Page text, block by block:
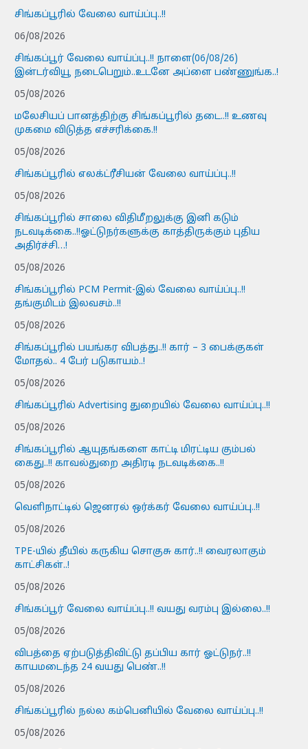
சிங்கப்பூரில் வேலை வாய்ப்பு..!!
06/08/2026
சிங்கப்பூர் வேலை வாய்ப்பு..!! நாளை(06/08/26)
இன்டர்வியூ நடைபெறும்..உடனே அப்ளை பண்ணுங்க..!
05/08/2026
மலேசியப் பானத்திற்கு சிங்கப்பூரில் தடை..!! உணவு
முகமை விடுத்த எச்சரிக்கை.!!
05/08/2026
சிங்கப்பூரில் எலக்ட்ரீசியன் வேலை வாய்ப்பு..!!
05/08/2026
சிங்கப்பூரில் சாலை விதிமீறலுக்கு இனி கடும்
நடவடிக்கை..!!ஓட்டுநர்களுக்கு காத்திருக்கும் புதிய
அதிர்ச்சி…!
05/08/2026
சிங்கப்பூரில் PCM Permit-இல் வேலை வாய்ப்பு..!!
தங்குமிடம் இலவசம்..!!
05/08/2026
சிங்கப்பூரில் பயங்கர விபத்து..!! கார் – 3 பைக்குகள்
மோதல்.. 4 பேர் படுகாயம்..!
05/08/2026
சிங்கப்பூரில் Advertising துறையில் வேலை வாய்ப்பு..!!
05/08/2026
சிங்கப்பூரில் ஆயுதங்களை காட்டி மிரட்டிய கும்பல்
கைது..!! காவல்துறை அதிரடி நடவடிக்கை..!!
05/08/2026
வெளிநாட்டில் ஜெனரல் ஒர்க்கர் வேலை வாய்ப்பு..!!
05/08/2026
TPE-யில் தீயில் கருகிய சொகுசு கார்..!! வைரலாகும்
காட்சிகள்..!
05/08/2026
சிங்கப்பூர் வேலை வாய்ப்பு..!! வயது வரம்பு இல்லை..!!
05/08/2026
விபத்தை ஏற்படுத்திவிட்டு தப்பிய கார் ஓட்டுநர்..!!
காயமடைந்த 24 வயது பெண்..!!
05/08/2026
சிங்கப்பூரில் நல்ல கம்பெனியில் வேலை வாய்ப்பு..!!
05/08/2026